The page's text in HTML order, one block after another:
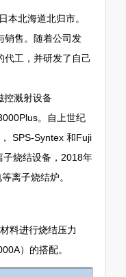
本北海道北归市。
销售。随着公司发
代工，并研发了自己
控溅射设备
。自上世纪
SPS-Syntex 和Fuji
子烧结设备，2018年
离子烧结炉。
料进行烧结压力
）的搭配。